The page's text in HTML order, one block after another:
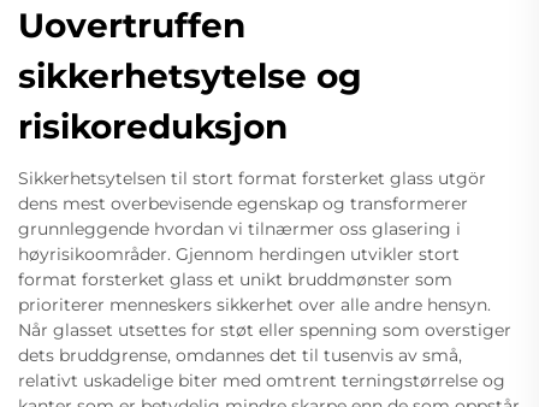
Uovertruffen
sikkerhetsytelse og
risikoreduksjon
Sikkerhetsytelsen til stort format forsterket glass utgör
dens mest overbevisende egenskap og transformerer
grunnleggende hvordan vi tilnærmer oss glasering i
høyrisikoområder. Gjennom herdingen utvikler stort
format forsterket glass et unikt bruddmønster som
prioriterer menneskers sikkerhet over alle andre hensyn.
Når glasset utsettes for støt eller spenning som overstiger
dets bruddgrense, omdannes det til tusenvis av små,
relativt uskadelige biter med omtrent terningstørrelse og